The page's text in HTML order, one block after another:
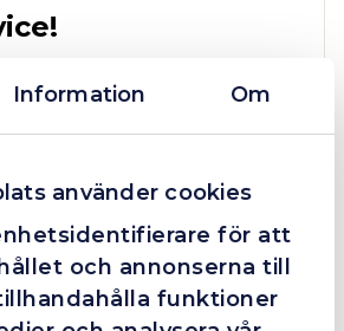
Information Om
använder cookies
för att
och annonserna till
funktioner
10 Reviews
som det blev lite strul med,